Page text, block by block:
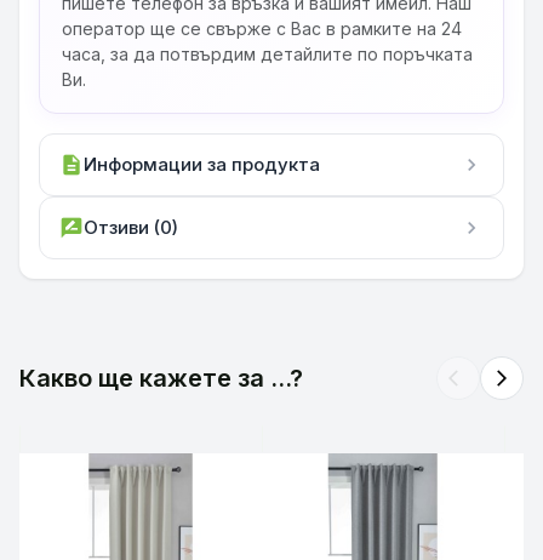
оператор ще се свърже с Вас в рамките на 24
часа, за да потвърдим детайлите по поръчката
Ви.
description Информации за продукта chevron_right
rate_reviewОтзиви (0) chevron_right
Какво ще кажете за ...? arrow_back_ios arrow_forward_ios